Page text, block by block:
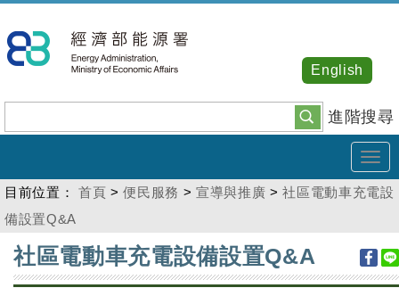
到
主
內
容
進階搜尋
English
目前位置： 首頁 >便民服務 >宣導與推廣 >社區電動車充電設
備設置Q&A
:::
社區電動車充電設備設置Q&A